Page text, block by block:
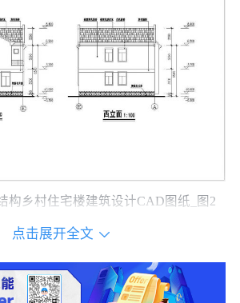
构乡村住宅楼建筑设计CAD图纸_图2
点击展开全文